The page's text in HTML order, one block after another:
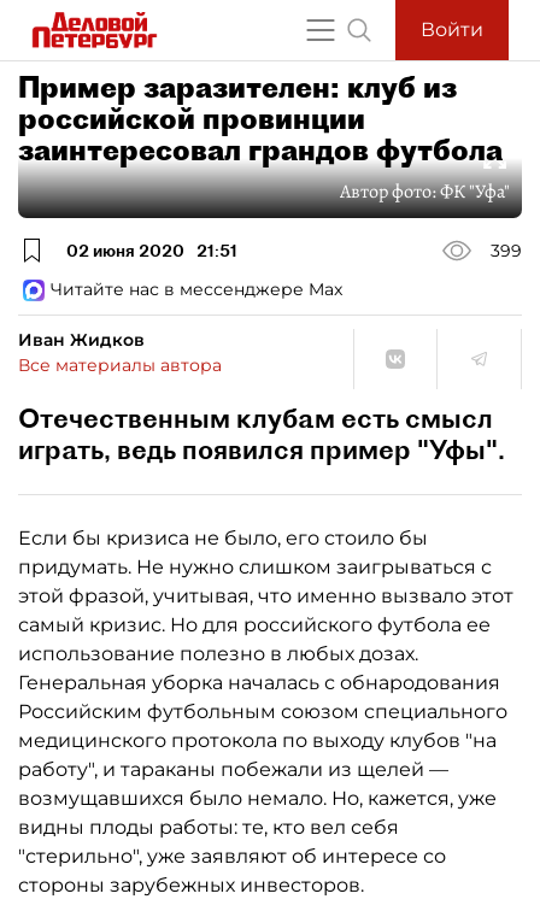
Войти
Пример заразителен: клуб из
российской провинции
заинтересовал грандов футбола
Автор фото:ФК "Уфа"
02 июня 2020 21:51
399
Читайте нас в мессенджере Max
Иван Жидков
Все материалы автора
Отечественным клубам есть смысл
играть, ведь появился пример "Уфы".
Если бы кризиса не было, его стоило бы
придумать. Не нужно слишком заигрываться с
этой фразой, учитывая, что именно вызвало этот
самый кризис. Но для российского футбола ее
использование полезно в любых дозах.
Генеральная уборка началась с обнародования
Российским футбольным союзом специального
медицинского протокола по выходу клубов "на
работу", и тараканы побежали из щелей —
возмущавшихся было немало. Но, кажется, уже
видны плоды работы: те, кто вел себя
"стерильно", уже заявляют об интересе со
стороны зарубежных инвесторов.